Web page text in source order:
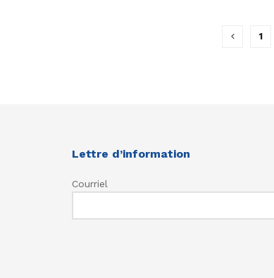
1
Lettre d’information
Courriel